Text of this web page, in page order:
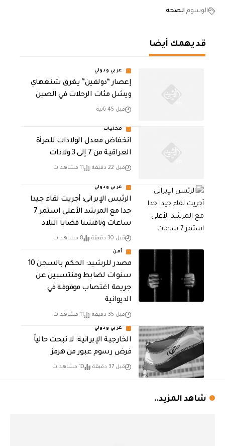
الوسوم الصحة
قد يهمك أيضا
عربي ودولي
إعصار “دولفين” يغرق شنغهاي
ويشل مئات الرحلات في الصين
قبل 45 ثانية
محليات
انخفاض معدل الولادات للمرأة
العراقية من 7 إلى 3 ولادات
قبل 22 دقيقة 11 مشاهدات
عربي ودولي
الرئيس الإيراني: أجريت لقاء جيدا
جدا مع المرشد الأعلى استمر 7
ساعات وناقشنا قضايا البلاد
قبل 30 دقيقة 8 مشاهدات
أمن
مصدر للرشيد: الحكم بالسجن 10
سنوات لضابط ومنتسبين عن
جريمة اغتصاب موقوفة في
الديوانية
قبل 35 دقيقة 11 مشاهدات
عربي ودولي
الخارجية الإيرانية: لا نبحث حالياً
فرض رسوم عبور من هرمز
قبل 37 دقيقة 10 مشاهدات
شاهد المزيد..